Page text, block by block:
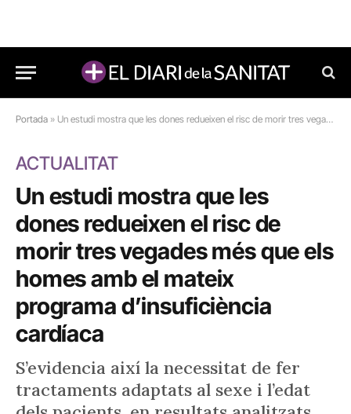
Portada » Un estudi mostra que les dones redueixen el risc de morir tres vegades més que els homes amb el mateix programa d’insuficiència cardíaca
ACTUALITAT
Un estudi mostra que les
dones redueixen el risc de
morir tres vegades més que els
homes amb el mateix
programa d’insuficiència
cardíaca
S’evidencia així la necessitat de fer
tractaments adaptats al sexe i l’edat